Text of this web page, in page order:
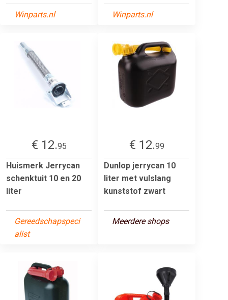
Winparts.nl Winparts.nl
€ 12.95
Huismerk Jerrycan
schenktuit 10 en 20
liter
Gereedschapspeci
alist
€ 12.99
Dunlop jerrycan 10
liter met vulslang
kunststof zwart
Meerdere shops